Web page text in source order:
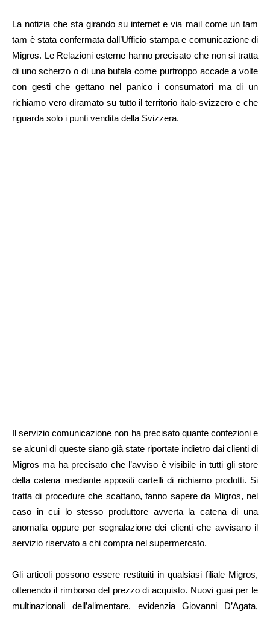
La notizia che sta girando su internet e via mail come un tam
tam è stata confermata dall’Ufficio stampa e comunicazione di
Migros. Le Relazioni esterne hanno precisato che non si tratta
di uno scherzo o di una bufala come purtroppo accade a volte
con gesti che gettano nel panico i consumatori ma di un
richiamo vero diramato su tutto il territorio italo-svizzero e che
riguarda solo i punti vendita della Svizzera.
Il servizio comunicazione non ha precisato quante confezioni e
se alcuni di queste siano già state riportate indietro dai clienti di
Migros ma ha precisato che l’avviso è visibile in tutti gli store
della catena mediante appositi cartelli di richiamo prodotti. Si
tratta di procedure che scattano, fanno sapere da Migros, nel
caso in cui lo stesso produttore avverta la catena di una
anomalia oppure per segnalazione dei clienti che avvisano il
servizio riservato a chi compra nel supermercato.
Gli articoli possono essere restituiti in qualsiasi filiale Migros,
ottenendo il rimborso del prezzo di acquisto. Nuovi guai per le
multinazionali dell’alimentare, evidenzia Giovanni D’Agata,